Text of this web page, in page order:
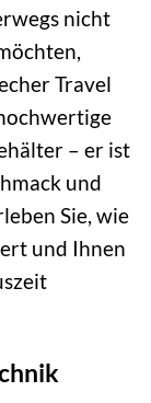
nicht
Travel
– er ist
und
Sie, wie
und Ihnen